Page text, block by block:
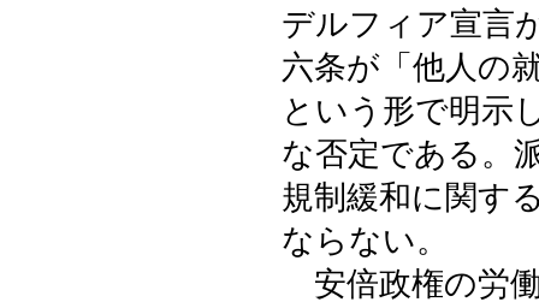
デルフィア宣言
六条が「他人の
という形で明示
な否定である。
規制緩和に関す
ならない。
安倍政権の労